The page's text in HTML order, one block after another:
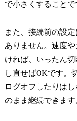
で小さくすることで
また、接続前の設
ありません。速度
ければ、いったん
し直せばOKです。
ログオフしたりは
のまま継続できます